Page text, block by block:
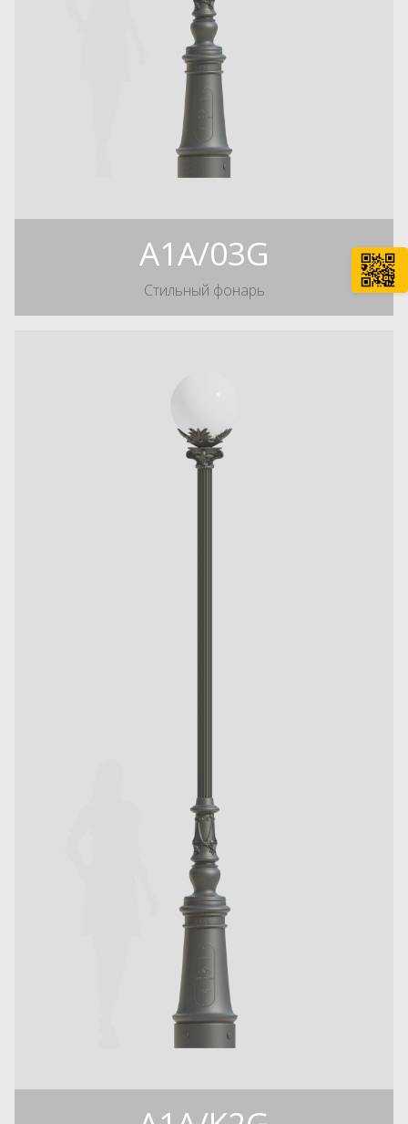
A1A/03G
Стильный фонарь